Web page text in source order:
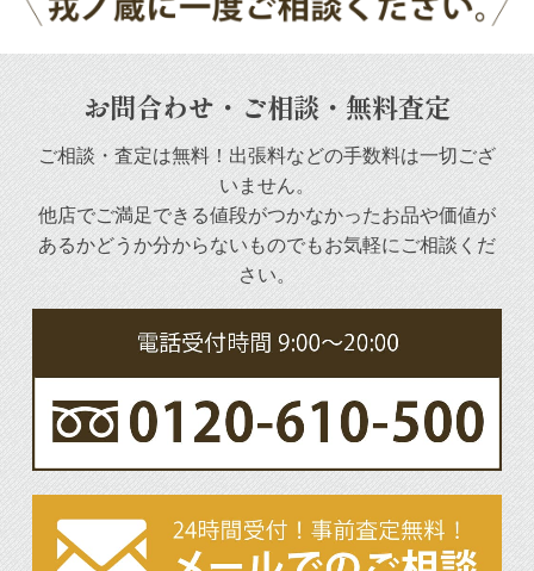
お問合わせ・ご相談・無料査定
ご相談・査定は無料！出張料などの手数料は一切ござ
いません。
他店でご満足できる値段がつかなかったお品や価値が
あるかどうか分からないものでもお気軽にご相談くだ
さい。